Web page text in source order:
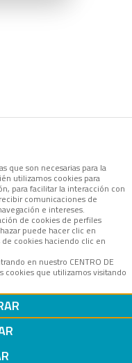
que son necesarias para la
utilizamos cookies para
para facilitar la interacción con
comunicaciones de
e intereses.
de cookies de perfiles
puede hacer clic en
de cookies haciendo clic en
en nuestro CENTRO DE
cookies que utilizamos visitando